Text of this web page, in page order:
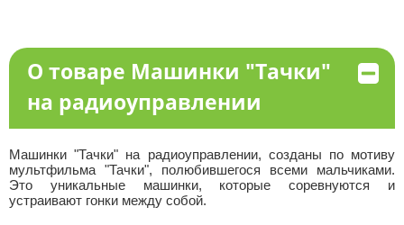
О товаре Машинки "Тачки"
на радиоуправлении
Машинки "Тачки" на радиоуправлении, созданы по мотиву
мультфильма "Тачки", полюбившегося всеми мальчиками.
Это уникальные машинки, которые соревнуются и
устраивают гонки между собой.